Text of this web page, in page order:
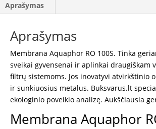
Aprašymas
Aprašymas
Membrana Aquaphor RO 100S. Tinka
sveikai gyvensenai ir aplinkai draugiškam
filtrų sistemoms. Jos inovatyvi atvirkštinio
ir sunkiuosius metalus. Buksvarus.lt
ekologinio poveikio analizę. Aukščiausia
Membrana Aquaphor